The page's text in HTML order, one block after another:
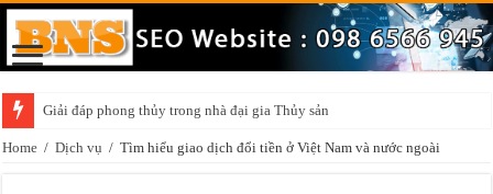
Giải đáp phong thủy trong nhà đại gia Thủy sản
Home / Dịch vụ / Tìm hiểu giao dịch đổi tiền ở Việt Nam và nước ngoài